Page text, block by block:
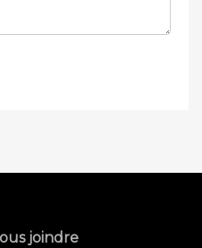
joindre